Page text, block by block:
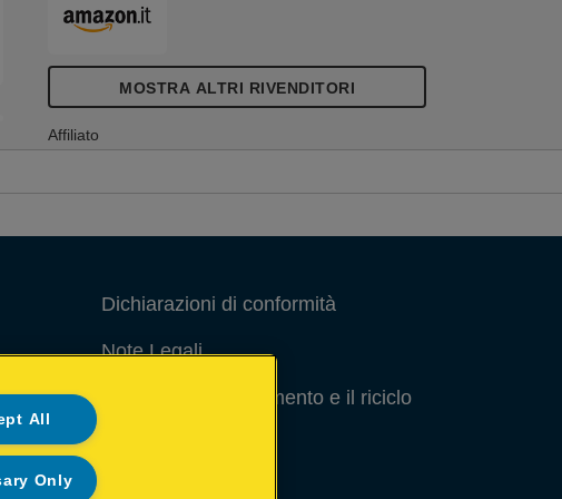
acciaio di alta qualità.. Include 1080 punti
metallici, n. 53, 6 mm.
MOSTRA ALTRI RIVENDITORI
Affiliato
Dichiarazioni di conformità
Note Legali
Guida per lo smaltimento e il riciclo
All
Only